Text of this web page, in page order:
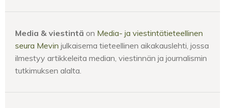
Media & viestintä on Media- ja viestintätieteellinen
seura Mevin julkaisema tieteellinen aikakauslehti, jossa
ilmestyy artikkeleita median, viestinnän ja journalismin
tutkimuksen alalta.